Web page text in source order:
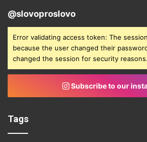
@slovoproslovo
Error validating access token: The
because the user changed their
changed the session for security reasons.
Subscribe to our
Tags